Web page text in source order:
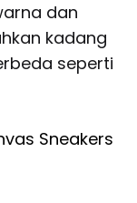
dan
kadang
seperti
Sneakers